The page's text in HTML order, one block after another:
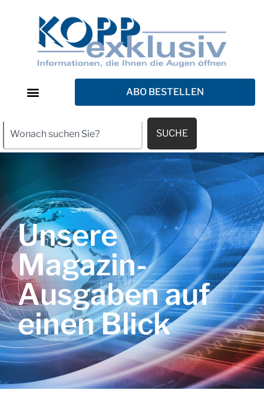
ABO BESTELLEN
SUCHE
Unsere
Magazin-
Ausgaben auf
einen Blick